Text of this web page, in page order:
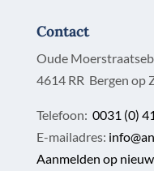
Contact
Oude
4614 RR Bergen op
Telefoon: 0031 (0)
E-mailadres:
Aanmelden op